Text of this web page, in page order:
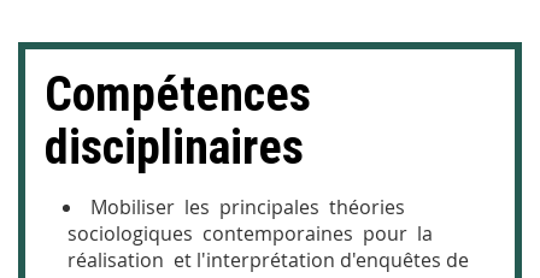
Compétences
disciplinaires
Mobiliser les principales théories
sociologiques contemporaines pour la
réalisation et l'interprétation d'enquêtes de